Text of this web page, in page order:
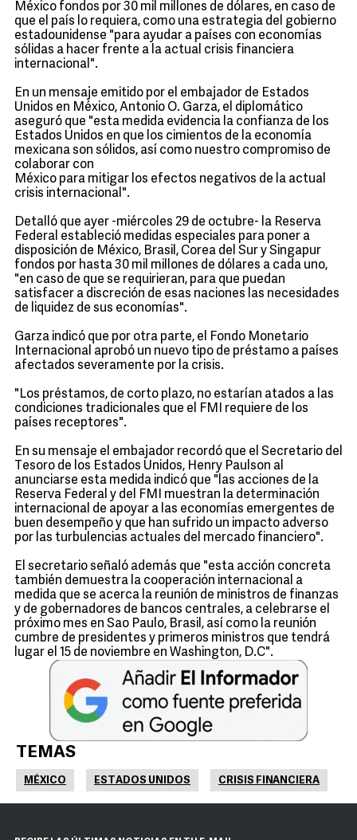
México fondos por 30 mil millones de dólares, en caso de
que el país lo requiera, como una estrategia del gobierno
estadounidense "para ayudar a países con economías
sólidas a hacer frente a la actual crisis financiera
internacional".
En un mensaje emitido por el embajador de Estados
Unidos en México, Antonio O. Garza, el diplomático
aseguró que "esta medida evidencia la confianza de los
Estados Unidos en que los cimientos de la economía
mexicana son sólidos, así como nuestro compromiso de
colaborar con
México para mitigar los efectos negativos de la actual
crisis internacional".
Detalló que ayer -miércoles 29 de octubre- la Reserva
Federal estableció medidas especiales para poner a
disposición de México, Brasil, Corea del Sur y Singapur
fondos por hasta 30 mil millones de dólares a cada uno,
"en caso de que se requirieran, para que puedan
satisfacer a discreción de esas naciones las necesidades
de liquidez de sus economías".
Garza indicó que por otra parte, el Fondo Monetario
Internacional aprobó un nuevo tipo de préstamo a países
afectados severamente por la crisis.
"Los préstamos, de corto plazo, no estarían atados a las
condiciones tradicionales que el FMI requiere de los
países receptores".
En su mensaje el embajador recordó que el Secretario del
Tesoro de los Estados Unidos, Henry Paulson al
anunciarse esta medida indicó que "las acciones de la
Reserva Federal y del FMI muestran la determinación
internacional de apoyar a las economías emergentes de
buen desempeño y que han sufrido un impacto adverso
por las turbulencias actuales del mercado financiero".
El secretario señaló además que "esta acción concreta
también demuestra la cooperación internacional a
medida que se acerca la reunión de ministros de finanzas
y de gobernadores de bancos centrales, a celebrarse el
próximo mes en Sao Paulo, Brasil, así como la reunión
cumbre de presidentes y primeros ministros que tendrá
lugar el 15 de noviembre en Washington, D.C".
TEMAS
MÉXICO ESTADOS UNIDOS CRISIS FINANCIERA